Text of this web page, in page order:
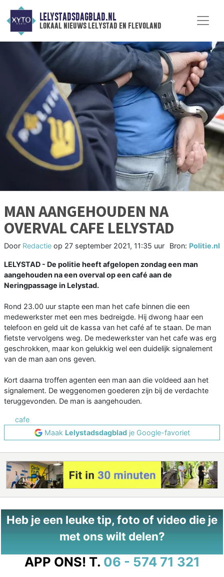
LELYSTADSDAGBLAD.NL
lokaal nieuws lelystad en flevoland
MAN AANGEHOUDEN NA
OVERVAL CAFE LELYSTAD
Door Redactie op 27 september 2021, 11:35 uur Bron: Politie.nl
LELYSTAD - De politie heeft afgelopen zondag een man
aangehouden na een overval op een café aan de
Neringpassage in Lelystad.
Rond 23.00 uur stapte een man het cafe binnen die een
medewerkster met een mes bedreigde. Hij dwong haar een
telefoon en geld uit de kassa van het café af te staan. De man
fietste vervolgens weg. De medewerkster van het cafe was erg
geschrokken, maar kon gelukkig wel een duidelijk signalement
van de man aan ons geven.
Kort daarna troffen agenten een man aan die voldeed aan het
signalement. De weggenomen goederen zijn bij de verdachte
teruggevonden. De man is aangehouden.
cafe
Maak Lelystadsdagbladje Google-favoriet
Heb je een leuke tip, foto of video die je
met ons wilt delen?
APP ONS! T. 06 - 574 71 321